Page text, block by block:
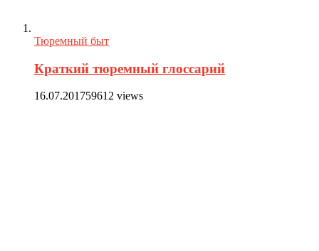
Тюремный быт
Краткий тюремный глоссарий
16.07.201759612 views